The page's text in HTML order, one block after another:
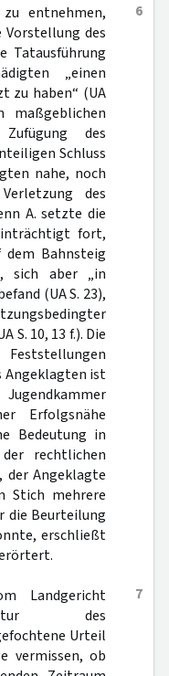
6
entnehmen,
Vorstellung des
Tatausführung
„einen
zu haben“ (UA
maßgeblichen
des
Schluss
nahe, noch
des
A. setzte die
fort,
Bahnsteig
sich aber „in
(UA S. 23),
S. 10, 13 f.). Die
Angeklagten ist
Erfolgsnähe
Bedeutung in
rechtlichen
der Angeklagte
Stich mehrere
die Beurteilung
erschließt
7
Landgericht
des
Urteil
vermissen, ob